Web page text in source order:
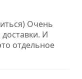
Очень
И
отдельное